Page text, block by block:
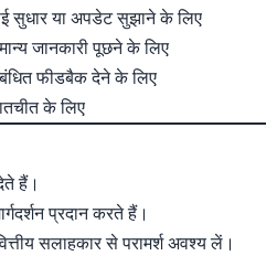
सुधार या अपडेट सुझाने के लिए
जानकारी पूछने के लिए
फीडबैक देने के लिए
के लिए
हैं।
प्रदान करते हैं।
सलाहकार से परामर्श अवश्य लें।